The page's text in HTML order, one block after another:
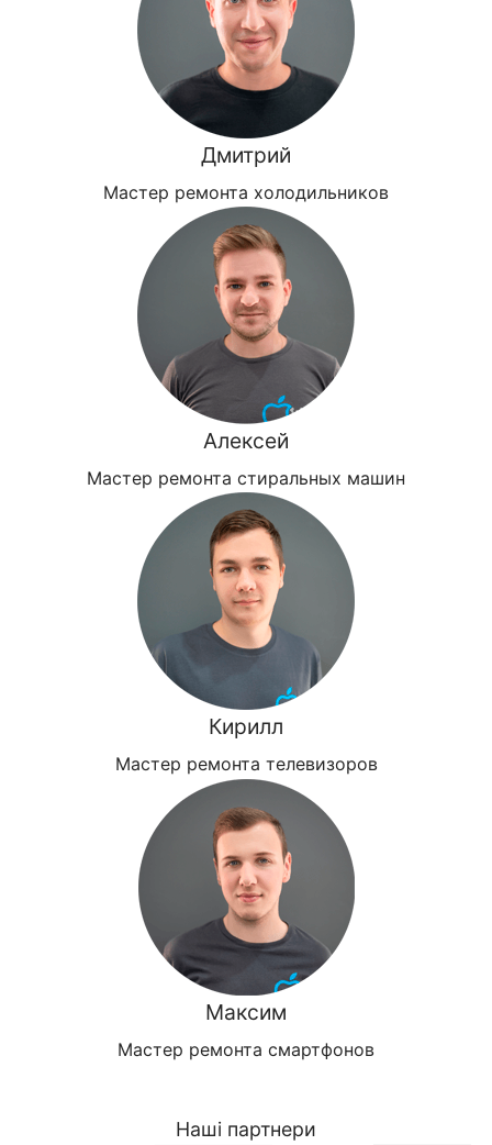
Дмитрий
Мастер ремонта холодильников
Алексей
Мастер ремонта стиральных машин
Кирилл
Мастер ремонта телевизоров
Максим
Мастер ремонта смартфонов
Наші партнери